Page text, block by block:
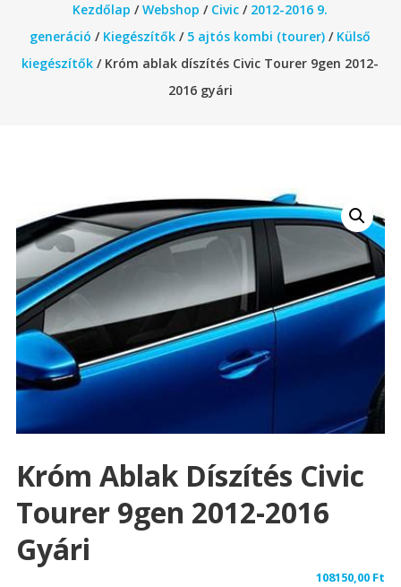
Kezdőlap /Webshop / Civic / 2012-2016 9.
generáció / Kiegészítők / 5 ajtós kombi (tourer) / Külső
kiegészítők / Króm ablak díszítés Civic Tourer 9gen 2012-
2016 gyári
Króm Ablak Díszítés Civic
Tourer 9gen 2012-2016
Gyári
108150,00 Ft